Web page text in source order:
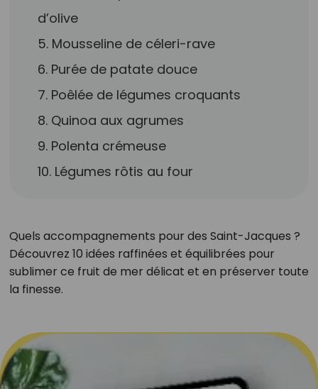
d’olive
5. Mousseline de céleri-rave
6. Purée de patate douce
7. Poêlée de légumes croquants
8. Quinoa aux agrumes
9. Polenta crémeuse
10. Légumes rôtis au four
Quels accompagnements pour des Saint-Jacques ?
Découvrez 10 idées raffinées et équilibrées pour
sublimer ce fruit de mer délicat et en préserver toute
la finesse.